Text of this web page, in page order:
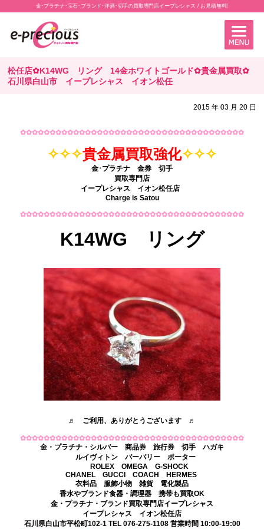
金･プラチナ･宝石･ブランド･洋酒･切手の買取専門店イープレシャス / お見積無料!
松任店✿K14WG リング 14金ホワイトゴールド✿貴金属買取✿
石川県白山市 イープレシャス イオン松任
2015 年 03 月 20 日
✿✿✿✿✿✿✿✿✿✿✿✿✿✿✿✿✿✿✿✿✿✿✿✿✿✿✿✿✿✿✿✿✿✿✿✿✿✿
✧✧✧貴金属買取強化✧✧✧
金･プラチナ 金券 切手
買取専門 店
イープレシャス イオン松任店
Charge is Satou
✿✿✿✿✿✿✿✿✿✿✿✿✿✿✿✿✿✿✿✿✿✿✿✿✿✿✿✿✿✿✿✿✿✿✿✿✿✿
K14WG リング
♬ ご利用、ありがとうございます ♬
✿✿✿✿✿✿✿✿✿✿✿✿✿✿✿✿✿✿✿✿✿✿✿✿✿✿✿✿✿✿✿✿✿✿✿✿✿✿
金・プラチナ・シルバー 商品券 旅行券 切手 ハガキ
ルイヴィトン バーバリー ポーター
ROLEX OMEGA G-SHOCK
CHANEL GUCCI COACH HERMES
衣料品 服飾小物 雑貨 電化製品
香水やブランド食器・調理器 携帯も買取OK
金・プラチナ・ブランド買取専門店イープレシャス
イープレシャス イオン松任店
石川県白山市平松町102-1 TEL 076-275-1108 営業時間 10:00-19:00